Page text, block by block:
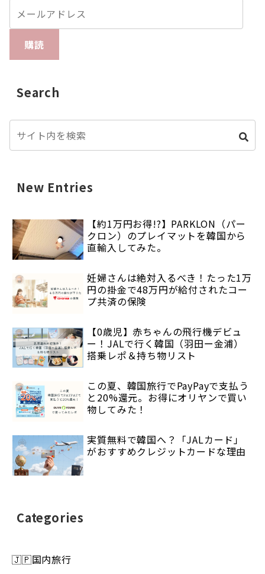
購読
Search
New Entries
【約1万円お得!?】PARKLON（パー
クロン）のプレイマットを韓国から
直輸入してみた。
妊婦さんは絶対入るべき！たった1万
円の掛金で48万円が給付されたコー
プ共済の保険
【0歳児】赤ちゃんの飛行機デビュ
ー！JALで行く韓国（羽田ー金浦）
搭乗レポ＆持ち物リスト
この夏、韓国旅行でPayPayで支払う
と20%還元。お得にオリヤンで買い
物してみた！
実質無料で韓国へ？「JALカード」
がおすすめクレジットカードな理由
Categories
🇯🇵国内旅行